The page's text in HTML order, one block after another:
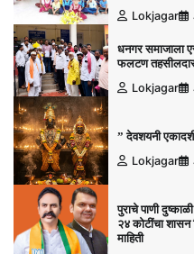
Lokjagar
धनगर समाजाला
फलटण
Lokjagar
” देवशयनी
Lokjagar
पुराचे पाणी
२४ कोटींचा शासन
माहिती